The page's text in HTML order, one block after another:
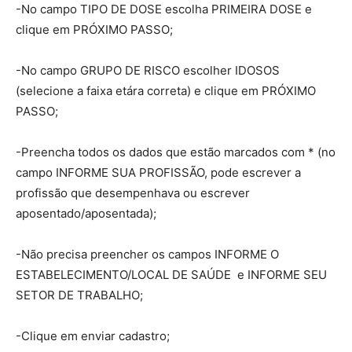
-No campo TIPO DE DOSE escolha PRIMEIRA DOSE e
clique em PRÓXIMO PASSO;
-No campo GRUPO DE RISCO escolher IDOSOS
(selecione a faixa etára correta) e clique em PRÓXIMO
PASSO;
-Preencha todos os dados que estão marcados com * (no
campo INFORME SUA PROFISSÃO, pode escrever a
profissão que desempenhava ou escrever
aposentado/aposentada);
-Não precisa preencher os campos INFORME O
ESTABELECIMENTO/LOCAL DE SAÚDE e INFORME SEU
SETOR DE TRABALHO;
-Clique em enviar cadastro;